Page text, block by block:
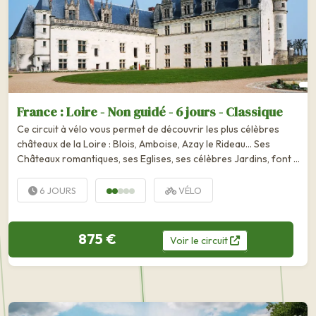
France : Loire - Non guidé - 6 jours - Classique
Ce circuit à vélo vous permet de découvrir les plus célèbres
châteaux de la Loire : Blois, Amboise, Azay le Rideau... Ses
Châteaux romantiques, ses Eglises, ses célèbres Jardins, font de
6 JOURS VÉLO
875 € Voirle circuit